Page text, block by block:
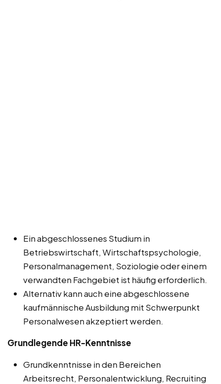
Ein abgeschlossenes Studium in
Betriebswirtschaft, Wirtschaftspsychologie,
Personalmanagement, Soziologie oder einem
verwandten Fachgebiet ist häufig erforderlich.
Alternativ kann auch eine abgeschlossene
kaufmännische Ausbildung mit Schwerpunkt
Personalwesen akzeptiert werden.
Grundlegende HR-Kenntnisse
Grundkenntnisse in den Bereichen
Arbeitsrecht, Personalentwicklung, Recruiting